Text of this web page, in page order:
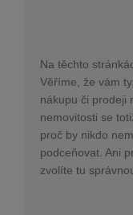
Na těchto
Věříme, že vám
nákupu či prodeji
nemovitosti se
proč by nikdo
podceňovat. Ani
zvolíte tu